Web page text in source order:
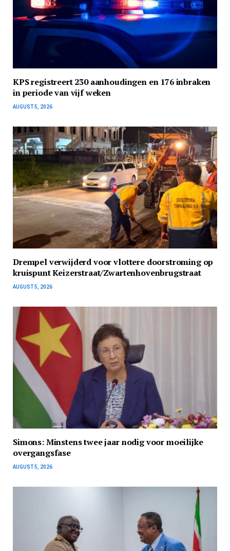
KPS registreert 230 aanhoudingen en 176 inbraken
in periode van vijf weken
AUGUST 5, 2026
Drempel verwijderd voor vlottere doorstroming op
kruispunt Keizerstraat/Zwartenhovenbrugstraat
AUGUST 5, 2026
Simons: Minstens twee jaar nodig voor moeilijke
overgangsfase
AUGUST 5, 2026